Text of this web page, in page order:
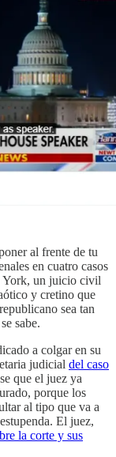
al frente de tu
en cuatro casos
York, un juicio civil
y cretino que
sea tan
sabe.
a colgar en su
judicial del caso
que el juez ya
porque los
al tipo que va a
El juez,
la corte y sus